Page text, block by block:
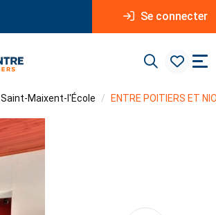
Se connecter
Saint-Maixent-l'École ENTRE POITIERS ET